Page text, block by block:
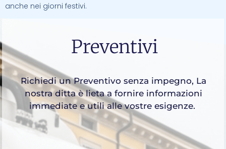
anche nei giorni festivi.
Preventivi
Richiedi un Preventivo senza impegno, La
nostra ditta è lieta a fornire informazioni
immediate e utili alle vostre esigenze.